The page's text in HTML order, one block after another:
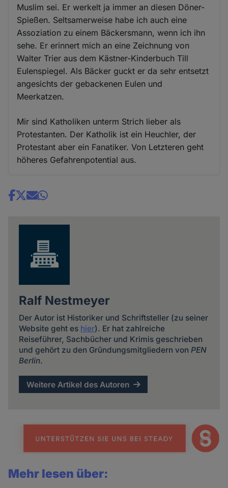
Muslim sei. Er werkelt ja immer an diesen Döner-
Spießen. Seltsamerweise habe ich auch eine
Assoziation zu einem Bäckersmann, wenn ich ihn
sehe. Er erinnert mich an eine Zeichnung von
Walter Trier aus dem Kästner-Kinderbuch Till
Eulenspiegel. Als Bäcker guckt er da sehr entsetzt
angesichts der gebackenen Eulen und
Meerkatzen.
Mir sind Katholiken unterm Strich lieber als
Protestanten. Der Katholik ist ein Heuchler, der
Protestant aber ein Fanatiker. Von Letzteren geht
höheres Gefahrenpotential aus.
Share
Ralf Nestmeyer
Der Autor ist Historiker und Schriftsteller (zu seiner
Website geht es hier). Er hat zahlreiche
Reiseführer, Sachbücher und Krimis geschrieben
und gehört zu den Gründungsmitgliedern von PEN
Berlin.
Weitere Artikel des Autoren
Mehr lesen über: